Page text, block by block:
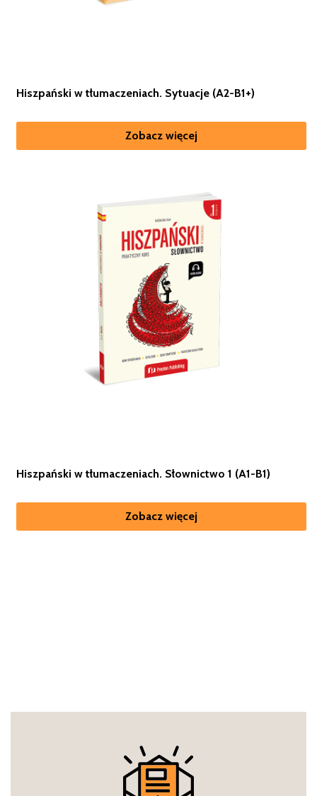
Hiszpański w tłumaczeniach. Sytuacje (A2-B1+)
Zobacz więcej
Hiszpański w tłumaczeniach. Słownictwo 1 (A1-B1)
Zobacz więcej